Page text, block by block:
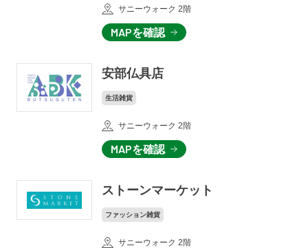
サニーウォーク 2階
MAPを確認
安部仏具店
生活雑貨
サニーウォーク 2階
MAPを確認
ストーンマーケット
ファッション雑貨
サニーウォーク 2階